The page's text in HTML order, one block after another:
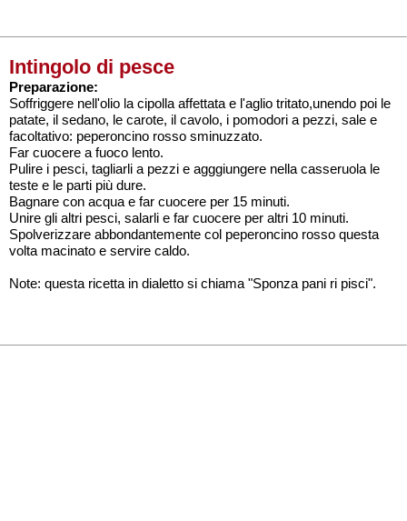
Intingolo di pesce
Preparazione:
Soffriggere nell'olio la cipolla affettata e l'aglio tritato,unendo poi le
patate, il sedano, le carote, il cavolo, i pomodori a pezzi, sale e
facoltativo: peperoncino rosso sminuzzato.
Far cuocere a fuoco lento.
Pulire i pesci, tagliarli a pezzi e agggiungere nella casseruola le
teste e le parti più dure.
Bagnare con acqua e far cuocere per 15 minuti.
Unire gli altri pesci, salarli e far cuocere per altri 10 minuti.
Spolverizzare abbondantemente col peperoncino rosso questa
volta macinato e servire caldo.
Note: questa ricetta in dialetto si chiama "Sponza pani ri pisci".